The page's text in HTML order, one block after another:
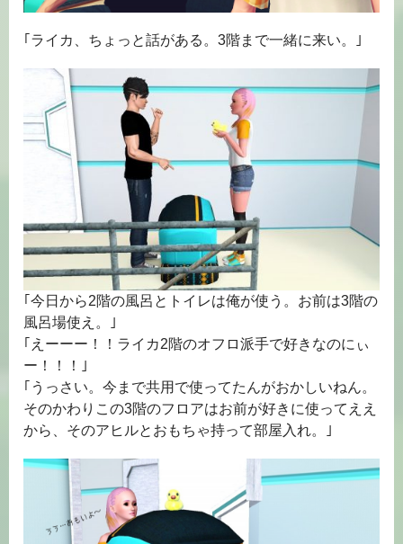
｢ライカ、ちょっと話がある。3階まで一緒に来い。｣
｢今日から2階の風呂とトイレは俺が使う。お前は3階の
風呂場使え。｣
｢えーーー！！ライカ2階のオフロ派手で好きなのにぃ
ー！！！｣
｢うっさい。今まで共用で使ってたんがおかしいねん。
そのかわりこの3階のフロアはお前が好きに使ってええ
から、そのアヒルとおもちゃ持って部屋入れ。｣